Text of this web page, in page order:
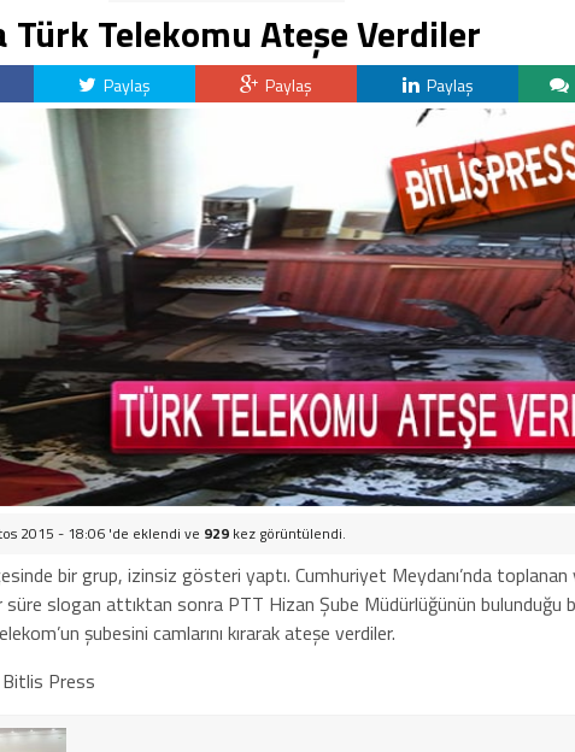
Türk Telekomu Ateşe Verdiler
Paylaş Paylaş Paylaş
2015 - 18:06 'de eklendi ve 929 kez görüntülendi.
bir grup, izinsiz gösteri yaptı. Cumhuriyet Meydanı’nda toplanan
slogan attıktan sonra PTT Hizan Şube Müdürlüğünün bulunduğu
şubesini camlarını kırarak ateşe verdiler.
Bitlis Press